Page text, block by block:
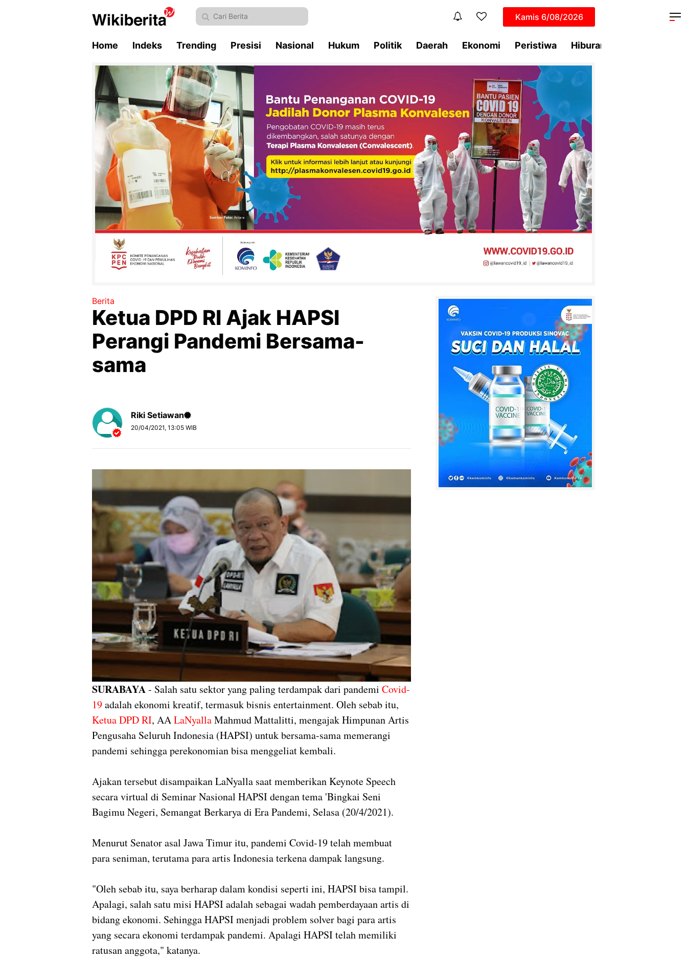
Kamis 6/08/2026
Home Indeks Trending Presisi Nasional Hukum Politik Daerah Ekonomi Peristiwa Hiburan
Berita
Ketua DPD RI Ajak HAPSI
Perangi Pandemi Bersama-
sama
Riki Setiawan
20/04/2021, 13:05 WIB
SURABAYA- Salah satu sektor yang paling terdampak dari pandemi Covid-
19adalah ekonomi kreatif, termasuk bisnis entertainment. Oleh sebab itu,
Ketua DPD RI, AALaNyallaMahmud Mattalitti, mengajak Himpunan Artis
Pengusaha Seluruh Indonesia (HAPSI) untuk bersama-sama memerangi
pandemi sehingga perekonomian bisa menggeliat kembali.
Ajakan tersebut disampaikan LaNyalla saat memberikan Keynote Speech
secara virtual di Seminar Nasional HAPSI dengan tema 'Bingkai Seni
Bagimu Negeri, Semangat Berkarya di Era Pandemi, Selasa (20/4/2021).
Menurut Senator asal Jawa Timur itu, pandemi Covid-19 telah membuat
para seniman, terutama para artis Indonesia terkena dampak langsung.
"Oleh sebab itu, saya berharap dalam kondisi seperti ini, HAPSI bisa tampil.
Apalagi, salah satu misi HAPSI adalah sebagai wadah pemberdayaan artis di
bidang ekonomi. Sehingga HAPSI menjadi problem solver bagi para artis
yang secara ekonomi terdampak pandemi. Apalagi HAPSI telah memiliki
ratusan anggota," katanya.